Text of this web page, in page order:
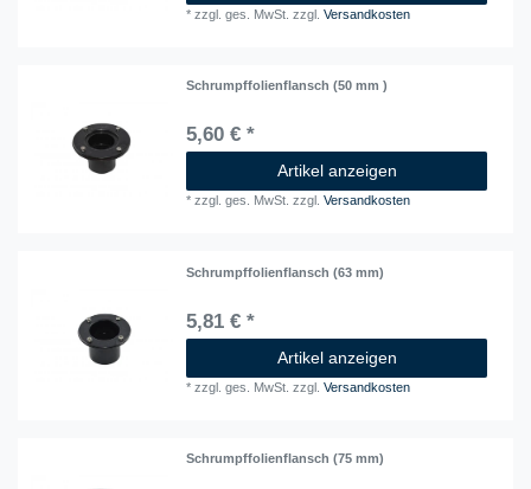
*zzgl. ges. MwSt. zzgl.Versandkosten
Schrumpffolienflansch (50 mm )
5,60 € *
Artikel anzeigen
*zzgl. ges. MwSt. zzgl.Versandkosten
Schrumpffolienflansch (63 mm)
5,81 € *
Artikel anzeigen
*zzgl. ges. MwSt. zzgl.Versandkosten
Schrumpffolienflansch (75 mm)